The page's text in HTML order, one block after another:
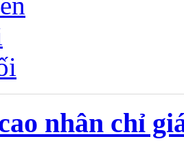
nhân chỉ